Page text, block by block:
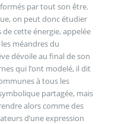
par tout son être.
on peut donc étudier
cette énergie, appelée
méandres du
dévoile au final de son
qui l’ont modelé, il dit
à tous les
partagée, mais
alors comme des
d’une expression